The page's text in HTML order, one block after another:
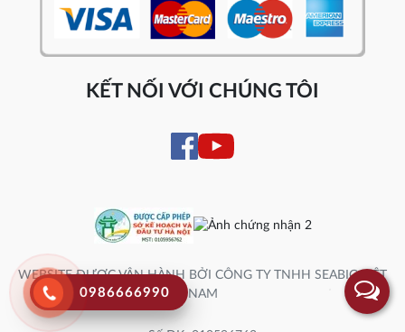
KẾT NỐI VỚI CHÚNG TÔI
WEBSITE ĐƯỢC VẬN HÀNH BỞI CÔNG TY TNHH SEABIG VIỆT
NAM
0986666990